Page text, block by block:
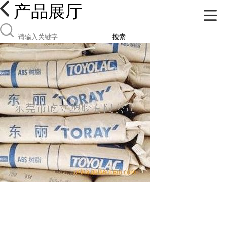
产品展厅
搜索